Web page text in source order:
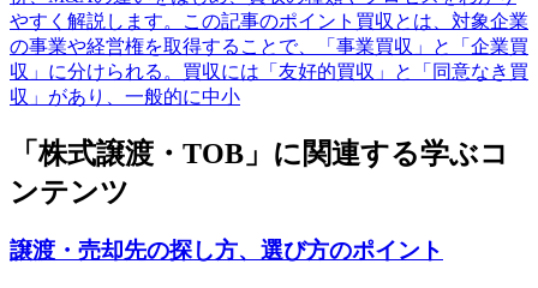
やすく解説します。この記事のポイント買収とは、対象企業
の事業や経営権を取得することで、「事業買収」と「企業買
収」に分けられる。買収には「友好的買収」と「同意なき買
収」があり、一般的に中小
「株式譲渡・TOB」に関連する学ぶコ
ンテンツ
譲渡・売却先の探し方、選び方のポイント